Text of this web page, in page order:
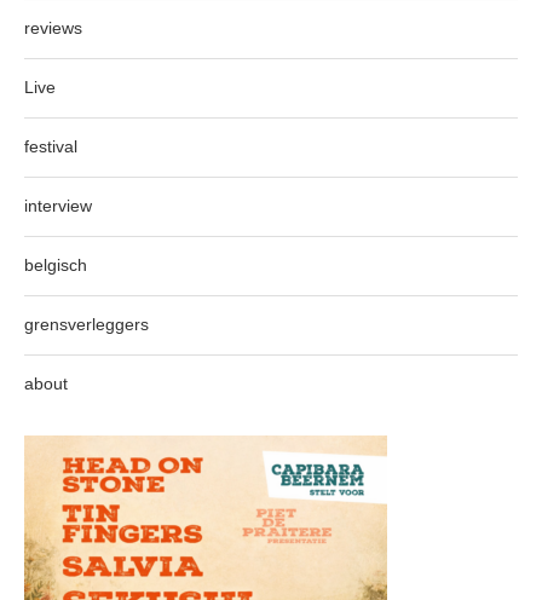
reviews
Live
festival
interview
belgisch
grensverleggers
about